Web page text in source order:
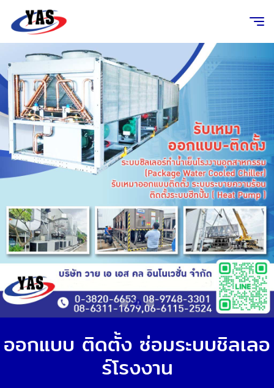
ออกแบบ ติดตั้ง ซ่อมระบบชิลเลอ
ร์โรงงาน